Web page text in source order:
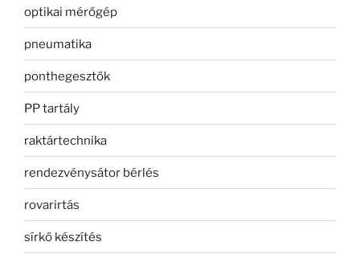
optikai mérőgép
pneumatika
ponthegesztők
PP tartály
raktártechnika
rendezvénysátor bérlés
rovarirtás
sírkő készítés